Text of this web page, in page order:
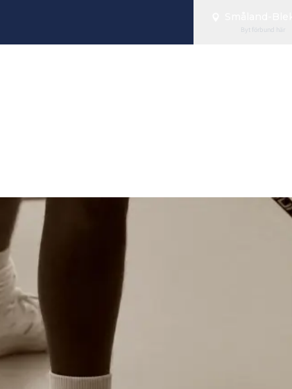
Byt förbund här